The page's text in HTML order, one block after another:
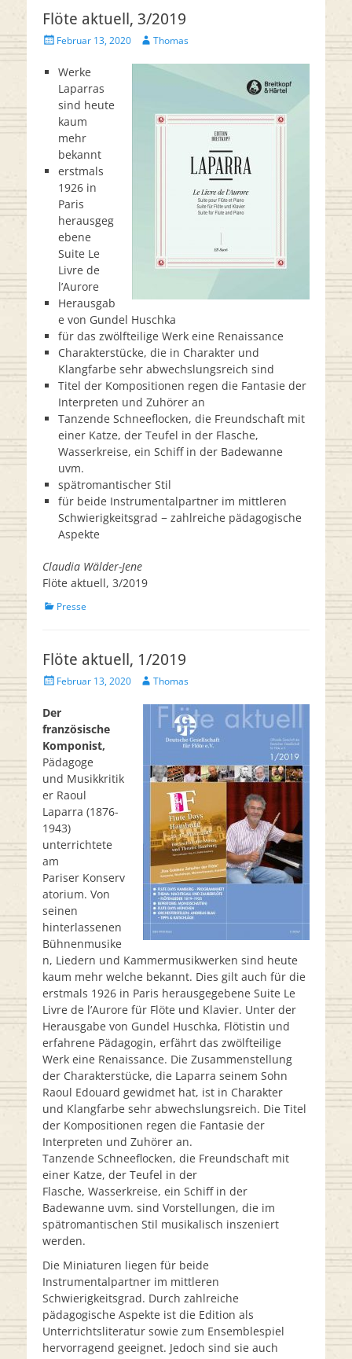
Flöte aktuell, 3/2019
Veröffentlicht
Februar 13, 2020 AutorThomas
Werke
Laparras
sind heute
kaum
mehr
bekannt
erstmals
1926 in
Paris
herausgeg
ebene
Suite Le
Livre de
l’Aurore
Herausgab
e von Gundel Huschka
für das zwölfteilige Werk eine Renaissance
Charakterstücke, die in Charakter und
Klangfarbe sehr abwechslungsreich sind
Titel der Kompositionen regen die Fantasie der
Interpreten und Zuhörer an
Tanzende Schneeflocken, die Freundschaft mit
einer Katze, der Teufel in der Flasche,
Wasserkreise, ein Schiff in der Badewanne
uvm.
spätromantischer Stil
für beide Instrumentalpartner im mittleren
Schwierigkeitsgrad − zahlreiche pädagogische
Aspekte
Claudia Wälder-Jene
Flöte aktuell, 3/2019
Kategorien
Presse
Flöte aktuell, 1/2019
Veröffentlicht
Februar 13, 2020 AutorThomas
Der
französische
Komponist,
Pädagoge
und Musikkritik
er Raoul
Laparra (1876-
1943)
unterrichtete
am
Pariser Konserv
atorium. Von
seinen
hinterlassenen
Bühnenmusike
n, Liedern und Kammermusikwerken sind heute
kaum mehr welche bekannt. Dies gilt auch für die
erstmals 1926 in Paris herausgegebene Suite Le
Livre de l’Aurore für Flöte und Klavier. Unter der
Herausgabe von Gundel Huschka, Flötistin und
erfahrene Pädagogin, erfährt das zwölfteilige
Werk eine Renaissance. Die Zusammenstellung
der Charakterstücke, die Laparra seinem Sohn
Raoul Edouard gewidmet hat, ist in Charakter
und Klangfarbe sehr abwechslungsreich. Die Titel
der Kompositionen regen die Fantasie der
Interpreten und Zuhörer an.
Tanzende Schneeflocken, die Freundschaft mit
einer Katze, der Teufel in der
Flasche, Wasserkreise, ein Schiff in der
Badewanne uvm. sind Vorstellungen, die im
spätromantischen Stil musikalisch inszeniert
werden.
Die Miniaturen liegen für beide
Instrumentalpartner im mittleren
Schwierigkeitsgrad. Durch zahlreiche
pädagogische Aspekte ist die Edition als
Unterrichtsliteratur sowie zum Ensemblespiel
hervorragend geeignet. Jedoch sind sie auch